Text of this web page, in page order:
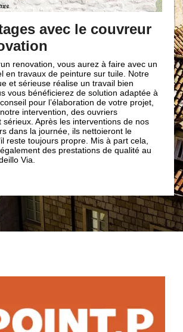
le couvreur
vous aurez à faire avec un
de peinture sur tuile. Notre
réalise un travail bien
de solution adaptée à
l’élaboration de votre projet,
des ouvriers
les interventions de nos
ils nettoieront le
propre. Mis à part cela,
prestations de qualité au
peinture
Peindre le toit
bonne
les solutions
acrylique est la
revêtement. En
tuiles, prévient
font disparaitre
peinture sur
entièrement
Brun
couvreurs.